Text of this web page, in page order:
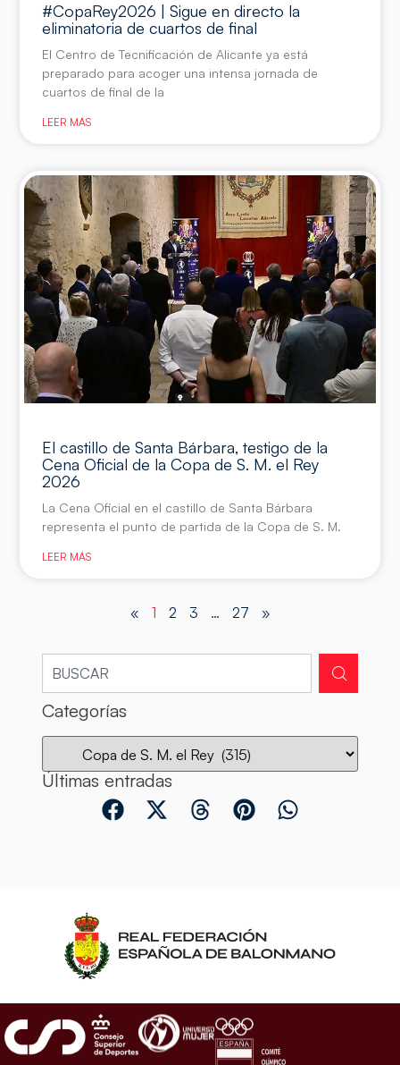
#CopaRey2026 | Sigue en directo la
eliminatoria de cuartos de final
El Centro de Tecnificación de Alicante ya está
preparado para acoger una intensa jornada de
cuartos de final de la
LEER MÁS
El castillo de Santa Bárbara, testigo de la
Cena Oficial de la Copa de S. M. el Rey
2026
La Cena Oficial en el castillo de Santa Bárbara
representa el punto de partida de la Copa de S. M.
LEER MÁS
« 1 2 3 … 27 »
Categorías
Últimas entradas